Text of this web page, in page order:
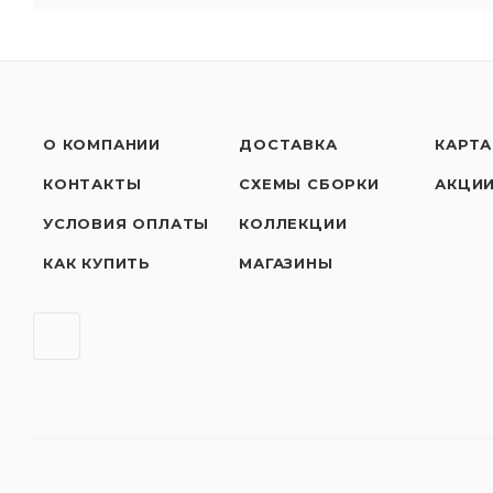
О КОМПАНИИ
КОНТАКТЫ
УСЛОВИЯ ОПЛАТЫ
КАК КУПИТЬ
ДОСТАВКА
СХЕМЫ СБОРКИ
КОЛЛЕКЦИИ
МАГАЗИНЫ